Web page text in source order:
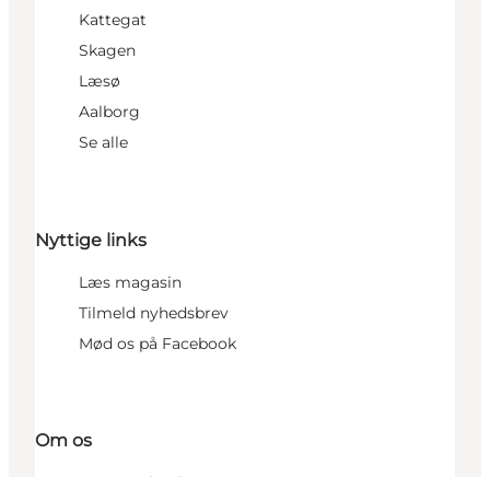
Kattegat
Skagen
Læsø
Aalborg
Se alle
Nyttige links
Læs magasin
Tilmeld nyhedsbrev
Mød os på Facebook
Om os